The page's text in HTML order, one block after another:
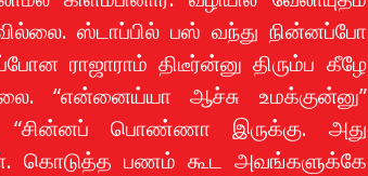
ஸ்டாப்பில் பஸ் வந்து நின்னப்போ
ராஜாராம் திடீர்ன்னு திரும்ப கீழே
“என்னைய்யா ஆச்சு உமக்குன்னு”
“சின்னப் பொண்ணா இருக்கு. அது
கொடுத்த பணம் கூட அவங்களுக்கே